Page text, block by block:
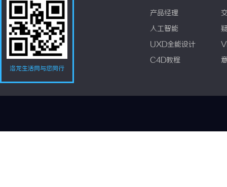
洛龙生活网与您同行
产品经理
人工智能
UXD全能设计
C4D教程